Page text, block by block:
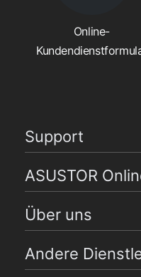
Online-
Support
ASUSTOR
Über uns
Andere